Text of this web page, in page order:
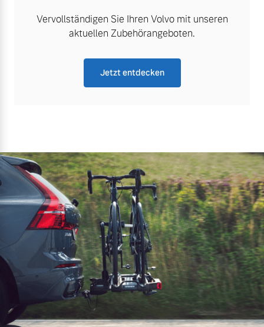
Vervollständigen Sie Ihren Volvo mit unseren
aktuellen Zubehörangeboten.
Jetzt entdecken